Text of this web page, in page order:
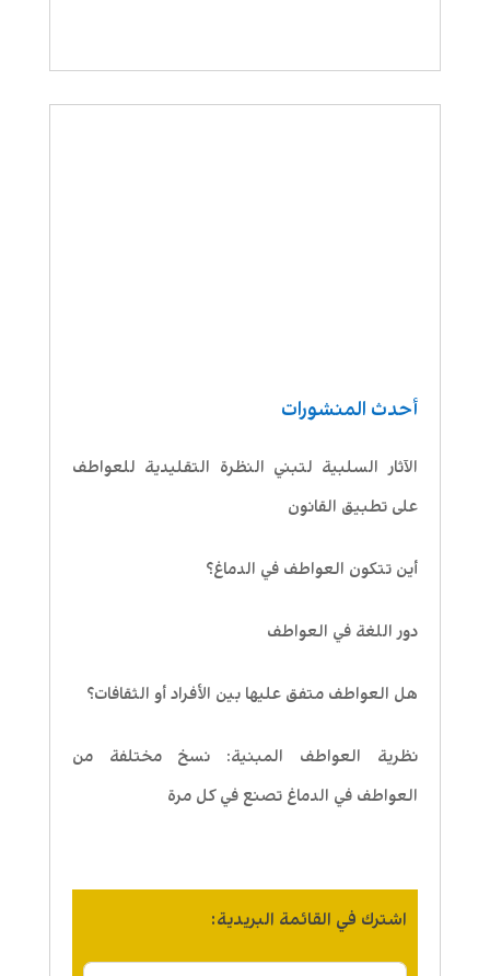
أحدث المنشورات
الآثار السلبية لتبني النظرة التقليدية للعواطف
على تطبيق القانون
أين تتكون العواطف في الدماغ؟
دور اللغة في العواطف
هل العواطف متفق عليها بين الأفراد أو الثقافات؟
نظرية العواطف المبنية: نسخ مختلفة من
العواطف في الدماغ تصنع في كل مرة
اشترك في القائمة البريدية: